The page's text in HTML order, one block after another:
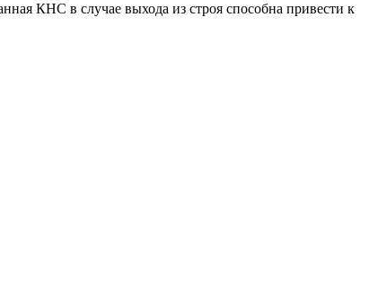
КНС в случае выхода из строя способна привести к